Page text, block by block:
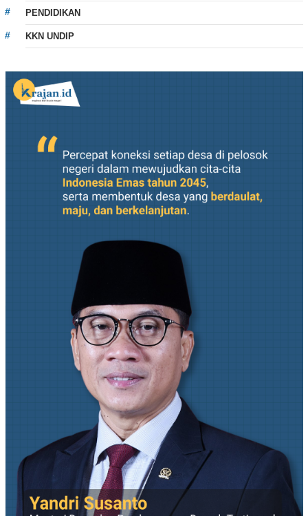
PENDIDIKAN
KKN UNDIP